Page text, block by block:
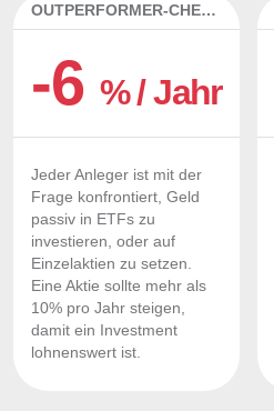
OUTPERFORMER-CHECK
-6 % / Jahr
Jeder Anleger ist mit der
Frage konfrontiert, Geld
passiv in ETFs zu
investieren, oder auf
Einzelaktien zu setzen.
Eine Aktie sollte mehr als
10% pro Jahr steigen,
damit ein Investment
lohnenswert ist.